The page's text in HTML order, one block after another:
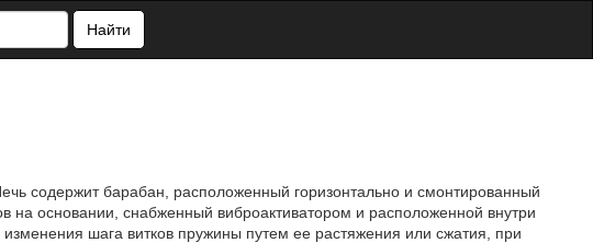
Найти
содержит барабан, расположенный горизонтально и смонтированный
на основании, снабженный виброактиватором и расположенной внутри
шага витков пружины путем ее растяжения или сжатия, при